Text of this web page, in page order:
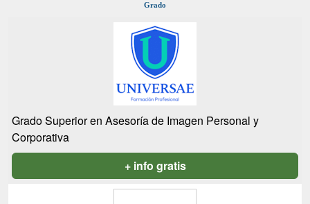
Grado
Grado Superior en Asesoría de Imagen Personal y
Corporativa
+ info gratis